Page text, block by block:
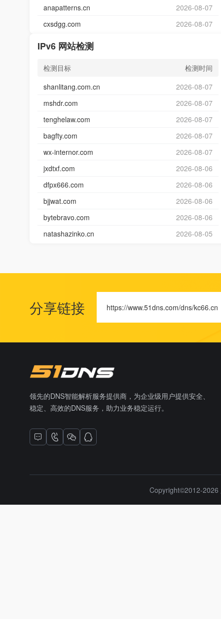
anapatterns.cn
2026-08-07
cxsdgg.com
2026-08-07
IPv6 网站检测
检测目标
检测时间
shanlitang.com.cn
2026-08-07
mshdr.com
2026-08-07
tenghelaw.com
2026-08-07
bagfty.com
2026-08-07
wx-internor.com
2026-08-07
jxdtxf.com
2026-08-06
dfpx666.com
2026-08-06
bjjwat.com
2026-08-06
bytebravo.com
2026-08-06
natashazinko.cn
2026-08-05
分享链接 https://www.51dns.com/dns/kc66.cn
领先的DNS智能解析服务提供商，为企业级用户提供安全、
稳定、高效的DNS服务，助力业务稳定运行。
Copyright©2012-2026